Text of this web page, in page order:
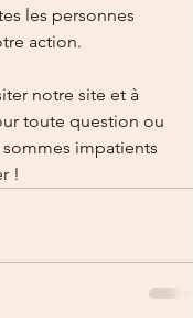
les personnes
action.
notre site et à
toute question ou
impatients
!